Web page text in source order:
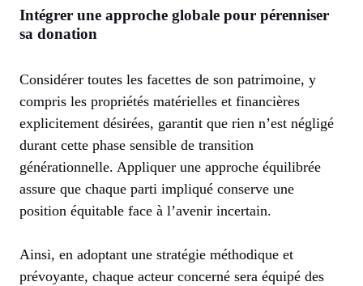
Intégrer une approche globale pour pérenniser
sa donation
Considérer toutes les facettes de son patrimoine, y
compris les propriétés matérielles et financières
explicitement désirées, garantit que rien n’est négligé
durant cette phase sensible de transition
générationnelle. Appliquer une approche équilibrée
assure que chaque parti impliqué conserve une
position équitable face à l’avenir incertain.
Ainsi, en adoptant une stratégie méthodique et
prévoyante, chaque acteur concerné sera équipé des